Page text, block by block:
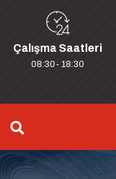
Çalışma Saatleri
08:30- 18:30